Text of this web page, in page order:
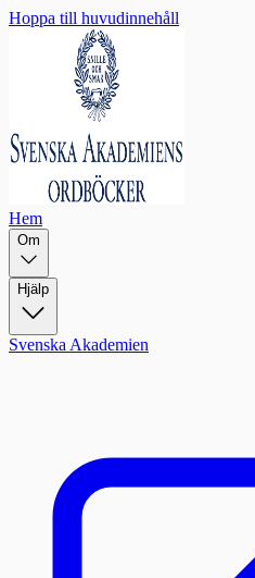
Hoppa till huvudinnehåll
Hem
Om
Hjälp
Svenska Akademien